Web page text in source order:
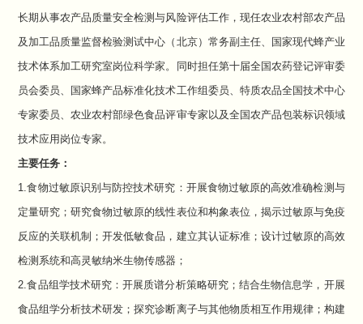
长期从事农产品质量安全检测与风险评估工作，现任农业农村部农产品
及加工品质量监督检验测试中心（北京）常务副主任、国家现代蜂产业
技术体系加工研究室岗位科学家。同时担任第十届全国农药登记评审委
员会委员、国家蜂产品标准化技术工作组委员、特质农品全国技术中心
专家委员、农业农村部绿色食品评审专家以及全国农产品包装标识领域
技术应用岗位专家。
主要任务：
1.食物过敏原识别与防控技术研究： 开展食物过敏原的高效准确检测与
定量研究；研究食物过敏原的线性表位和构象表位，揭示过敏原与免疫
反应的关联机制；开发低敏食品，建立其认证标准；设计过敏原的高效
检测系统和高灵敏纳米生物传感器；
2.食品组学技术研究：开展质谱分析策略研究； 结合生物信息学，开展
食品组学分析技术研发；探究诊断离子与其他物质相互作用规律；构建